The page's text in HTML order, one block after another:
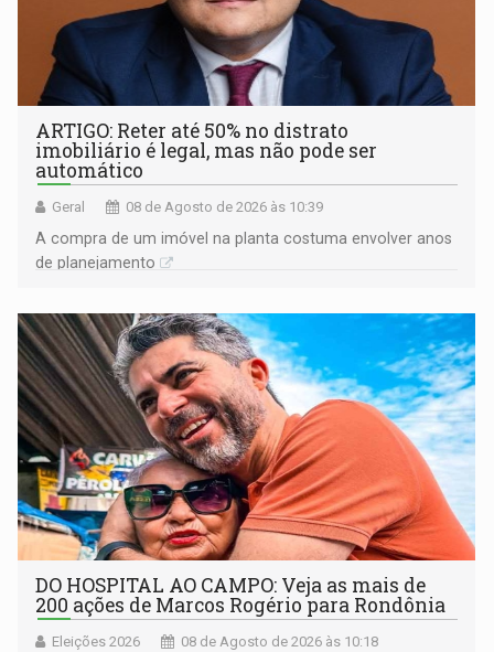
ARTIGO: Reter até 50% no distrato
imobiliário é legal, mas não pode ser
automático
Geral 08 de Agosto de 2026 às 10:39
A compra de um imóvel na planta costuma envolver anos
de planejamento
DO HOSPITAL AO CAMPO: Veja as mais de
200 ações de Marcos Rogério para Rondônia
Eleições 2026 08 de Agosto de 2026 às 10:18